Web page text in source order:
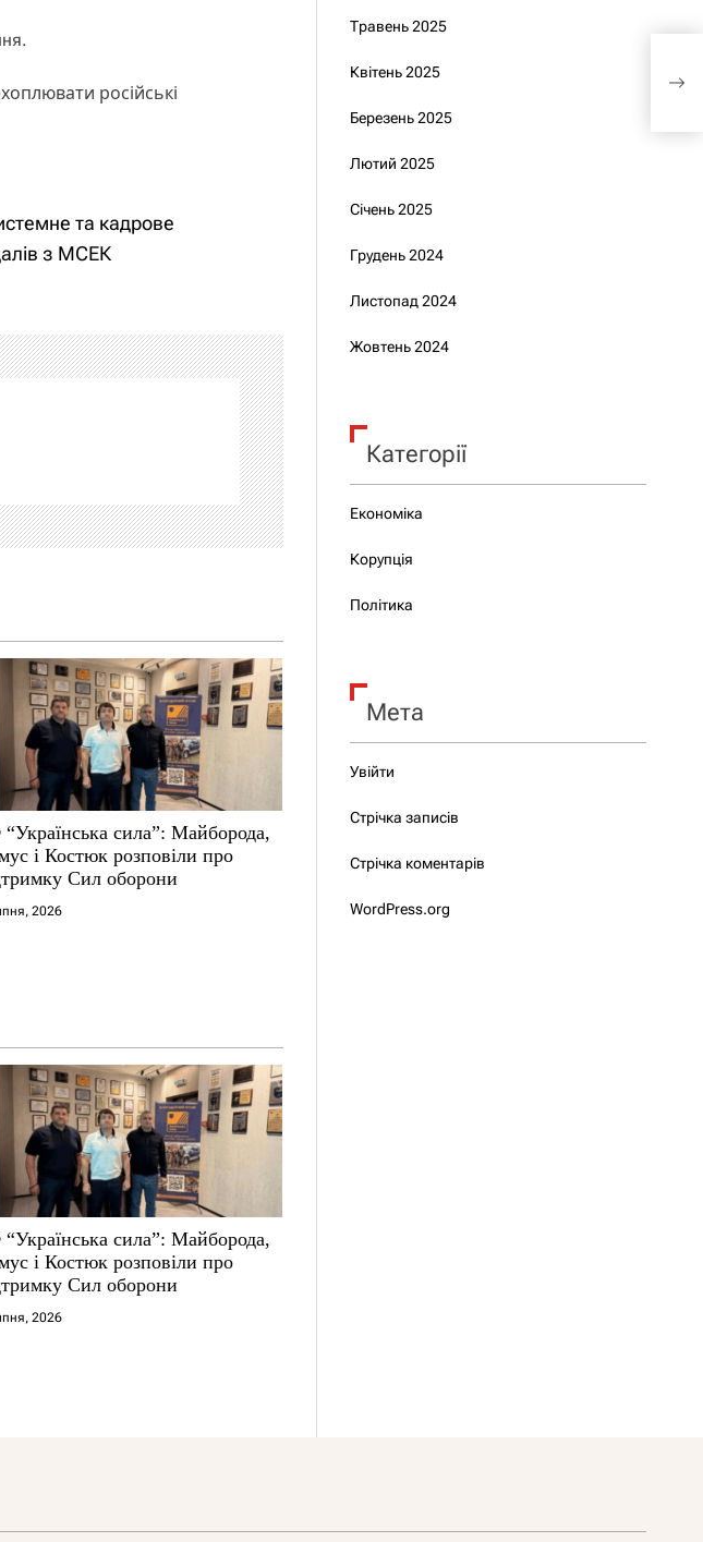
російські
та кадрове
з МСЕК
сила”: Майборода,
і Костюк розповіли про
Сил оборони
2026
сила”: Майборода,
і Костюк розповіли про
Сил оборони
2026
Травень 2025
Квітень 2025
Березень 2025
Лютий 2025
Січень 2025
Грудень 2024
Листопад 2024
Жовтень 2024
Категорії
Економіка
Корупція
Політика
Мета
Увійти
Стрічка записів
Стрічка коментарів
WordPress.org